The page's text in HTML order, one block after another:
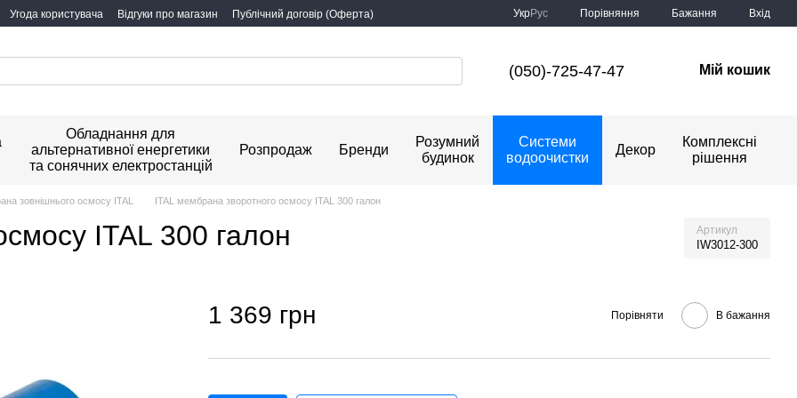
Угода користувача Відгуки про магазин Публічний договір (Оферта) УкрРус Порівняння Бажання Вхід
(050)-725-47-47 Мій кошик
Обладнання для
альтернативної енергетики
та сонячних електростанцій
Розпродаж Бренди
Розумний
будинок
Системи
водоочистки
Декор
Комплексні
рішення
зовнішнього осмосу ITAL ITAL мембрана зворотного осмосу ITAL 300 галон
ITAL 300 галон Артикул
IW3012-300
1 369 грн Порівняти В бажання